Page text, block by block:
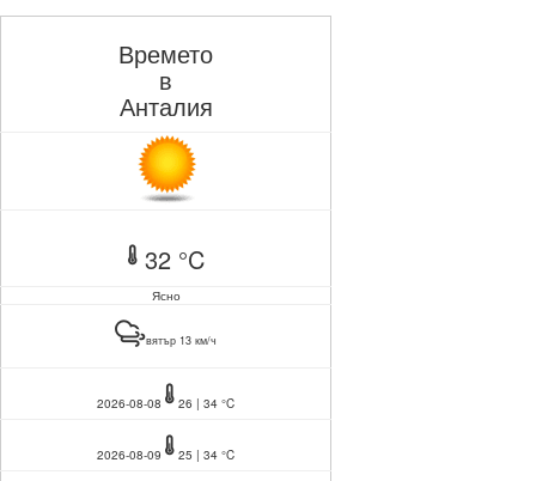
Времето
в
Анталия
32 °C
Ясно
вятър 13 км/ч
2026-08-08 26 | 34 °C
2026-08-09 25 | 34 °C